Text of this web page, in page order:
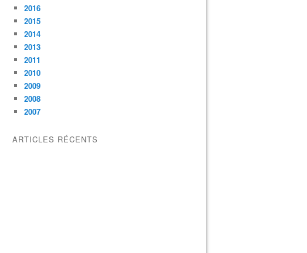
2016
2015
2014
2013
2011
2010
2009
2008
2007
ARTICLES RÉCENTS